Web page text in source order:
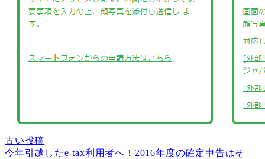
古い投稿
今年引越したe-tax利用者へ！2016年度の確定申告はそ